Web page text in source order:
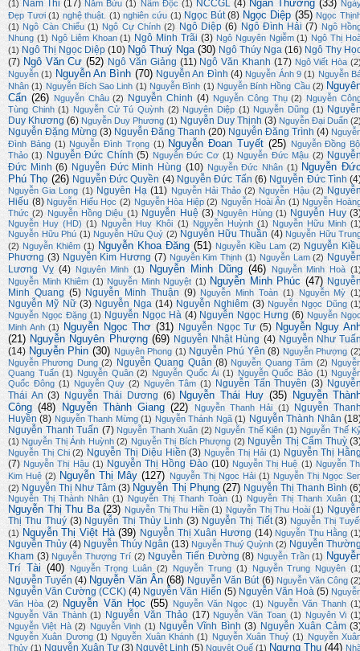
(1) Nam Thi (17) Năm Bửu (1) Nấm Độc (1) NCCGL (4) Ngàn Thương (33)
Đẹp Tươi (1) nghệ thuật. (1) nghiên cứu (1) Ngọc Bút (8) Ngọc Diệp (35) Ngọc
(1) Ngô Càn Chiểu (1) Ngô Cự Chính (2) Ngô Diệp (6) Ngô Đình Hải (7) Ngô
Nhung (1) Ngô Liêm Khoan (1) Ngô Minh Trãi (3) Ngô Nguyên Ngiễm (1) Ngô Thị
(1) Ngô Thị Ngọc Diệp (10) Ngô Thuý Nga (30) Ngô Thúy Nga (16) Ngô Thy
(7) Ngô Văn Cư (52) Ngô Văn Giảng (11) Ngô Văn Khanh (17) Ngô Viết Hòa
Nguyễn (1) Nguyễn An Bình (70) Nguyễn An Đình (4) Nguyễn Ánh 9 (1) Nguyễn
Nhân (1) Nguyễn Bích Sao Linh (1) Nguyễn Bình (1) Nguyễn Bính Hồng Cầu (2)
Cẩn (26) Nguyễn Châu (2) Nguyễn Chinh (4) Nguyễn Công Thụ (2) Nguyễn
Tùng Chinh (1) Nguyễn Cử Tú Quỳnh (2) Nguyên Diệp (1) Nguyễn Dũng (1)
Duy Khương (6) Nguyễn Duy Phương (1) Nguyễn Duy Thịnh (3) Nguyễn Đại Duẩn
Nguyễn Đặng Mừng (3) Nguyễn Đăng Thanh (20) Nguyễn Đăng Trình (4)
Đình Bảng (1) Nguyễn Đình Trọng (1) Nguyễn Đoan Tuyết (25)
Nguyễn Đồng
Thảo (1) Nguyễn Đức Chính (5) Nguyễn Đức Cơ (1) Nguyễn Đức Mậu (2)
Đức Minh (6) Nguyễn Đức Minh Hùng (10) Nguyễn Đức Nhân (1) Nguyễn
Phú Thọ (26) Nguyễn Đức Quyền (4) Nguyễn Đức Tấn (6) Nguyễn Đức Tình
Nguyễn Gia Long (1) Nguyên Hạ (11) Nguyễn Hải Thảo (2) Nguyễn Hậu (2)
Hiếu (8) Nguyễn Hiếu Học (2) Nguyễn Hòa Hiệp (2) Nguyễn Hoài Ân (1) Nguyễn
Thức (2) Nguyễn Hồng Diệu (1) Nguyễn Huệ (3) Nguyên Hùng (1) Nguyễn Huy
Nguyễn Huy (HD) (1) Nguyễn Huy Khôi (1) Nguyễn Huỳnh (1) Nguyễn Hữu Minh
Nguyễn Hữu Phú (1) Nguyễn Hữu Quý (2) Nguyễn Hữu Thuần (4) Nguyễn Hữu
(2) Nguyễn Khiêm (1) Nguyễn Khoa Đăng (51) Nguyễn Kiều Lam (2) Nguyễn
Phương (3) Nguyễn Kim Hương (7) Nguyễn Kim Thịnh (1) Nguyễn Lam (2)
Lương Vỵ (4) Nguyên Minh (1) Nguyễn Minh Dũng (46) Nguyễn Minh Hoà
Nguyễn Minh Khiêm (1) Nguyễn Minh Nguyệt (1) Nguyễn Minh Phúc (47)
Minh Quang (5) Nguyễn Minh Thuận (9) Nguyễn Minh Toàn (1) Nguyễn Mỳ
Nguyễn Mỹ Nữ (3) Nguyễn Nga (14) Nguyễn Nghiêm (3) Nguyễn Ngọc Dũng
Nguyễn Ngọc Đặng (1) Nguyễn Ngọc Hà (4) Nguyễn Ngọc Hưng (6) Nguyễn
Minh Anh (1) Nguyễn Ngọc Thơ (31) Nguyễn Ngọc Tư (5) Nguyễn Nguy
(21) Nguyễn Nguyên Phượng (69) Nguyễn Nhật Hùng (4) Nguyễn Như
(14) Nguyễn Phin (30) Nguyên Phong (1) Nguyễn Phú Yên (8) Nguyễn Phượng
Nguyễn Phương Dung (2) Nguyễn Quang Quân (8) Nguyễn Quang Tâm (2)
Quang Tuấn (1) Nguyễn Quân (2) Nguyễn Quốc Ái (1) Nguyễn Quốc Bảo (1)
Quốc Đông (1) Nguyễn Quy (2) Nguyên Tâm (1) Nguyễn Tấn Thuyên (3)
Thái An (3) Nguyễn Thái Dương (6) Nguyễn Thái Huy (35)
Nguyễn
Công (48) Nguyễn Thành Giang (22) Nguyễn Thanh Hải (1)
Nguyễn
Huyền (8) Nguyễn Thanh Mừng (1) Nguyễn Thánh Ngã (1) Nguyễn Thành Nhân
Nguyễn Thanh Tuấn (7) Nguyễn Thanh Xuân (2) Nguyễn Thế Kiên (1) Nguyễn Thế
(1) Nguyễn Thị Ánh Huỳnh (2) Nguyễn Thị Bích Phượng (2) Nguyễn Thị Cẩm Thuỳ
Nguyễn Thị Chi (2) Nguyễn Thị Diệu Hiền (3) Nguyễn Thị Hải (1) Nguyễn Thị
(7) Nguyễn Thị Hậu (1) Nguyễn Thị Hồng Đào (10) Nguyễn Thị Huệ (1) Nguyễn
Kim Huệ (2) Nguyễn Thị Mây (127) Nguyễn Thị Ngọc Hải (1) Nguyễn Thị Ngọc
(2) Nguyễn Thị Như Tâm (3) Nguyễn Thị Phụng (27) Nguyễn Thị Thanh Bình
Nguyễn Thị Thành Nhân (1) Nguyễn Thị Thanh Toàn (1) Nguyễn Thị Thanh Xuân
Nguyễn Thị Thu Ba (23) Nguyễn Thị Thu Hiền (1) Nguyễn Thị Thu Hoài (1)
Thị Thu Thuý (3) Nguyễn Thị Thùy Linh (3) Nguyễn Thị Tiết (3) Nguyễn Thị
(1) Nguyễn Thị Việt Hà (39) Nguyễn Thị Xuân Hương (14) Nguyễn Thu Hằng
Nguyễn Thủy (4) Nguyễn Thúy Ngân (13) Nguyễn Thuý Quỳnh (2) Nguyễn
Kham (3) Nguyễn Thượng Trí (2) Nguyễn Tiến Đường (8) Nguyễn Trần (1)
Trí Tài (40) Nguyễn Trọng Luân (2) Nguyễn Trung (1) Nguyễn Trung Nguyên
Nguyễn Tuyển (4) Nguyễn Văn Ân (68) Nguyễn Văn Bút (6) Nguyễn Văn Công
Nguyễn Văn Cường (CCK) (4) Nguyễn Văn Hiến (5) Nguyễn Văn Hoà (5)
Văn Hòa (2) Nguyễn Văn Học (55) Nguyễn Văn Ngọc (1) Nguyễn Văn Thanh
Nguyễn Văn Thành (1) Nguyễn Văn Thảo (17) Nguyễn Văn Toan (1) Nguyên Vi
Nguyễn Việt Hà (2) Nguyễn Vinh (1) Nguyễn Vĩnh Bình (3) Nguyễn Xuân Cảm
Nguyễn Xuân Dương (1) Nguyễn Xuân Khánh (1) Nguyễn Xuân Thuỷ (1) Nguyễn
Thủy (1) Nguyễn Xuân Tư (3) Nguyệt Linh (5) Nguyệt Quế (1) Ngưng Thu (44)